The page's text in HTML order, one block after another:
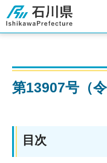
石川県
第13907号（
目次